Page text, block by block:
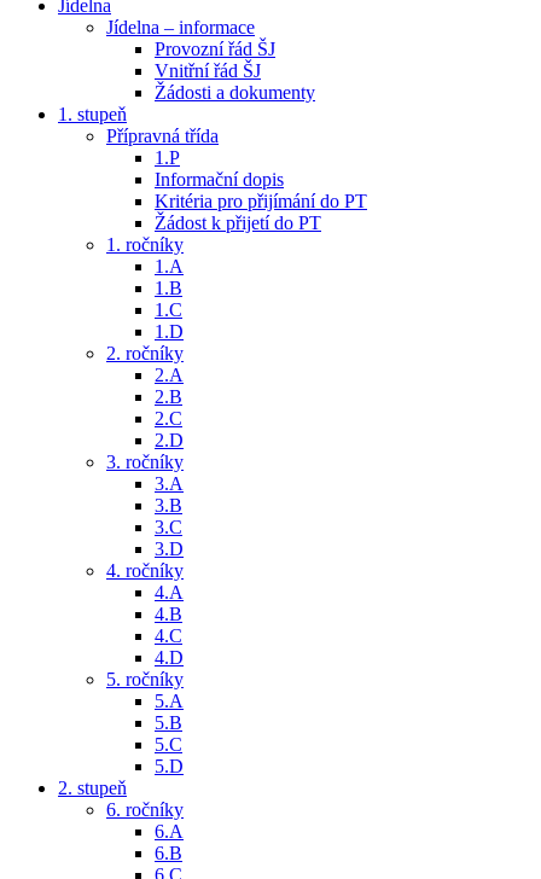
Jídelna
Jídelna – informace
Provozní řád ŠJ
Vnitřní řád ŠJ
Žádosti a dokumenty
1. stupeň
Přípravná třída
1.P
Informační dopis
Kritéria pro přijímání do PT
Žádost k přijetí do PT
1. ročníky
1.A
1.B
1.C
1.D
2. ročníky
2.A
2.B
2.C
2.D
3. ročníky
3.A
3.B
3.C
3.D
4. ročníky
4.A
4.B
4.C
4.D
5. ročníky
5.A
5.B
5.C
5.D
2. stupeň
6. ročníky
6.A
6.B
6.C